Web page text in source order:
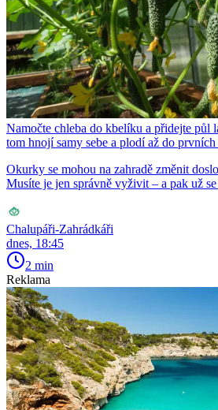
Namočte chleba do kbelíku a přidejte
tom hnojí samy sebe a plodí až do prvních
Okurky se mohou na zahradě změnit
Musíte je jen správně vyživit – a pak už
Chalupáři-Zahrádkáři
dnes, 18:45
2 min
Reklama